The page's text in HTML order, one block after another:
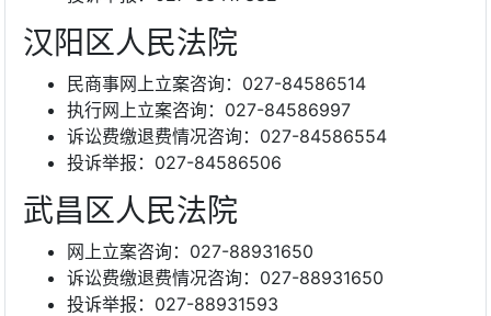
汉阳区人民法院
民商事网上立案咨询：027-84586514
执行网上立案咨询：027-84586997
诉讼费缴退费情况咨询：027-84586554
投诉举报：027-84586506
武昌区人民法院
网上立案咨询：027-88931650
诉讼费缴退费情况咨询：027-88931650
投诉举报：027-88931593